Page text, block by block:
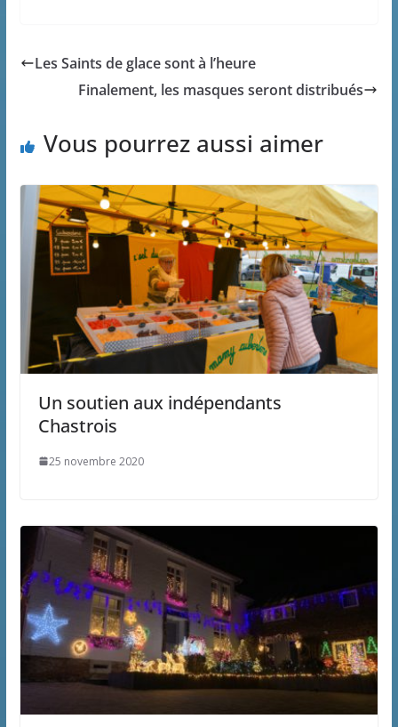
Les Saints de glace sont à l’heure
Finalement, les masques seront distribués
Vous pourrez aussi aimer
Un soutien aux indépendants
Chastrois
25 novembre 2020